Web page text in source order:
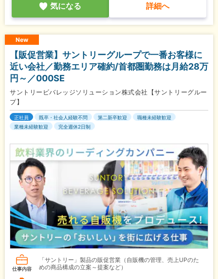
気になる 詳細へ
New
【販促営業】サントリーグループで一番お客様に
近い会社／勤務エリア確約/首都圏勤務は月給28万
円～／000SE
サントリービバレッジソリューション株式会社【サントリーグルー
プ】
正社員 既卒・社会人経験不問 第二新卒歓迎
職種未経験歓迎
業種未経験歓迎
完全週休2日制
仕事内容
「サントリー」製品の販促営業（自販機の管理、売上UPのた
めの商品構成の立案～提案など）